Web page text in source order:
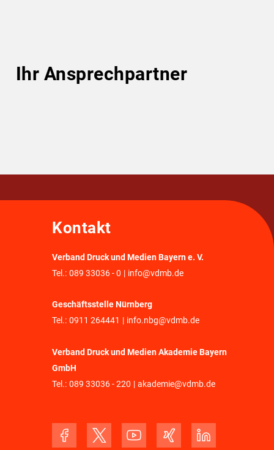
Ihr Ansprechpartner
Kontakt
Verband Druck und Medien Bayern e. V.
Tel.: 089 33036 - 0 | info@vdmb.de
Geschäftsstelle Nürnberg
Tel.: 0911 264441 | info.nbg@vdmb.de
Verband Druck und Medien Akademie Bayern
GmbH
Tel.: 089 33036 - 220 | akademie@vdmb.de